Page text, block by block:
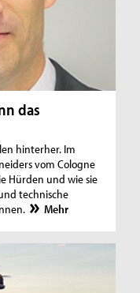
das
hinterher. Im
vom Cologne
Hürden und wie sie
technische
Mehr